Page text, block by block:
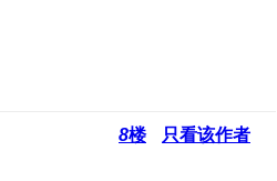
8楼 只看该作者